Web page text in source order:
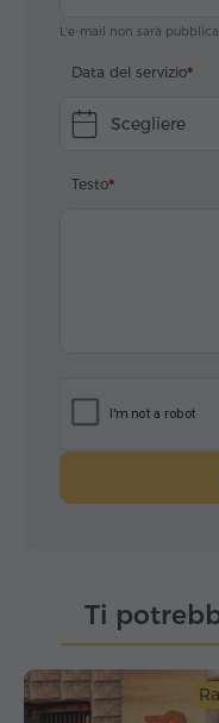
L'e-mail non sarà
Data del servizio
Scegliere
Testo
Ti